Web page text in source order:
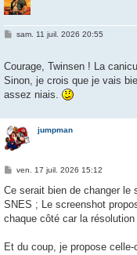
M
a
g
sam. 11 juil. 2026 20:55
Courage, Twinsen ! La
Sinon, je crois que je vais
assez niais.
jumpman
M
s
a
g
ven. 17 juil. 2026 15:12
Ce serait bien de changer le
SNES ; Le screenshot
chaque côté car la
Et du coup, je propose